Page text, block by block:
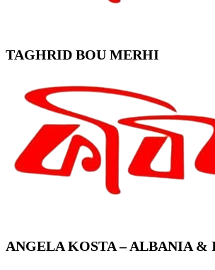
TAGHRID BOU MERHI
ANGELA KOSTA – ALBANIA &